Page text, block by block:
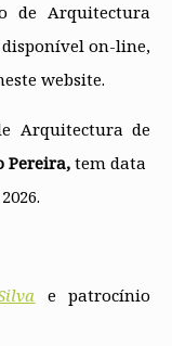
de Arquitectura
on-line,
website.
Arquitectura de
Pereira, tem data ​
e patrocínio